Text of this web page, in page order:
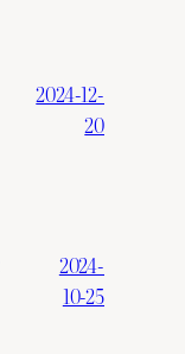
2024-12-
20
2024-
10-25